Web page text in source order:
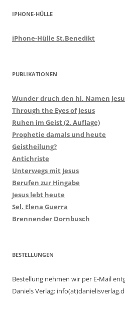
IPHONE-HÜLLE
iPhone-Hülle St.Benedikt
PUBLIKATIONEN
Wunder druch den hl. Namen
Through the Eyes of Jesus
Ruhen im Geist (2. Auflage)
Prophetie damals und heute
Geistheilung?
Antichriste
Unterwegs mit Jesus
Berufen zur Hingabe
Jesus lebt heute
Sel. Elena Guerra
Brennender Dornbusch
BESTELLUNGEN
Bestellung nehmen wir per E-Mail
Daniels Verlag: